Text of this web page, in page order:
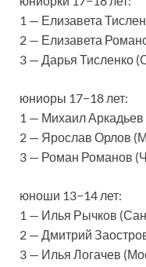
1 — Елизавета
2 — Елизавета
3 — Дарья Тисленко
юниоры 17−18 лет:
1 — Михаил
2 — Ярослав Орлов
3 — Роман Романов
юноши 13−14 лет:
1 — Илья Рычков
2 — Дмитрий
3 — Илья Логачев